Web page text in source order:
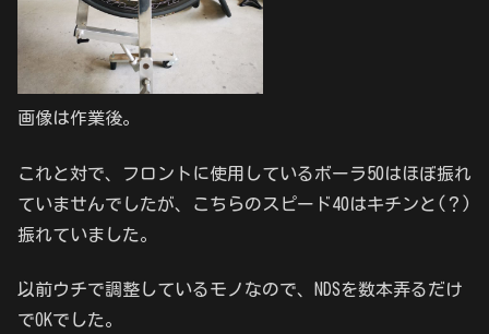
画像は作業後。
これと対で、フロントに使用しているボーラ50はほぼ振れ
ていませんでしたが、こちらのスピード40はキチンと(？)
振れていました。
以前ウチで調整しているモノなので、NDSを数本弄るだけ
でOKでした。